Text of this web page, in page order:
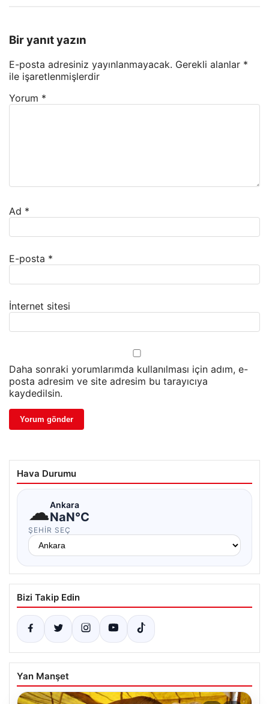
Bir yanıt yazın
E-posta adresiniz yayınlanmayacak. Gerekli alanlar *
ile işaretlenmişlerdir
Yorum *
Ad *
E-posta *
İnternet sitesi
Daha sonraki yorumlarımda kullanılması için adım, e-
posta adresim ve site adresim bu tarayıcıya
kaydedilsin.
Hava Durumu
☁Ankara
NaN°C
ŞEHIR SEÇ
Bizi Takip Edin
Yan Manşet